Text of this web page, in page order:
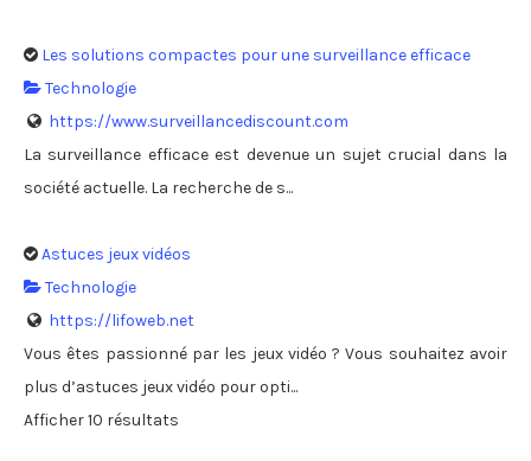
Les solutions compactes pour une surveillance efficace
Technologie
https://www.surveillancediscount.com
La surveillance efficace est devenue un sujet crucial dans la
société actuelle. La recherche de s...
Astuces jeux vidéos
Technologie
https://lifoweb.net
Vous êtes passionné par les jeux vidéo ? Vous souhaitez avoir
plus d’astuces jeux vidéo pour opti...
Afficher 10 résultats